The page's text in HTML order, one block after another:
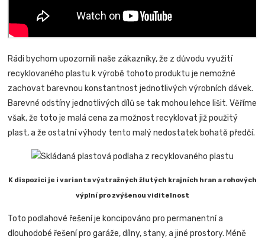
Rádi bychom upozornili naše zákazníky, že z důvodu využití
recyklovaného plastu k výrobě tohoto produktu je nemožné
zachovat barevnou konstantnost jednotlivých výrobních dávek.
Barevné odstíny jednotlivých dílů se tak mohou lehce lišit. Věříme
však, že toto je malá cena za možnost recyklovat již použitý
plast, a že ostatní výhody tento malý nedostatek bohatě předčí.
K dispozici je i varianta výstražných žlutých krajních hran a rohových
výplní pro zvýšenou viditelnost
Toto podlahové řešení je koncipováno pro permanentní a
dlouhodobé řešení pro garáže, dílny, stany, a jiné prostory. Méně